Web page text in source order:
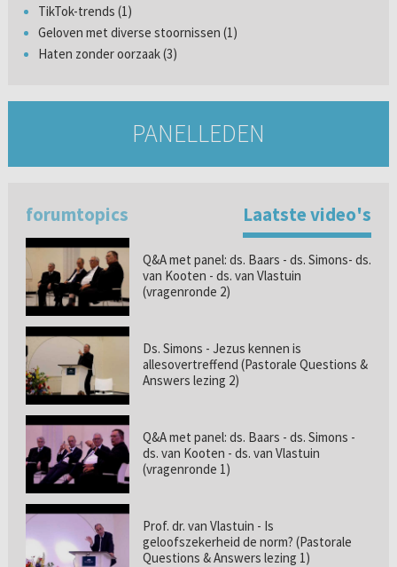
TikTok-trends (1)
Geloven met diverse stoornissen (1)
Haten zonder oorzaak (3)
PANELLEDEN
forumtopics Laatste video's
Q&A met panel: ds. Baars - ds. Simons- ds.
van Kooten - ds. van Vlastuin
(vragenronde 2)
Ds. Simons - Jezus kennen is
allesovertreffend (Pastorale Questions &
Answers lezing 2)
Q&A met panel: ds. Baars - ds. Simons -
ds. van Kooten - ds. van Vlastuin
(vragenronde 1)
Prof. dr. van Vlastuin - Is
geloofszekerheid de norm? (Pastorale
Questions & Answers lezing 1)